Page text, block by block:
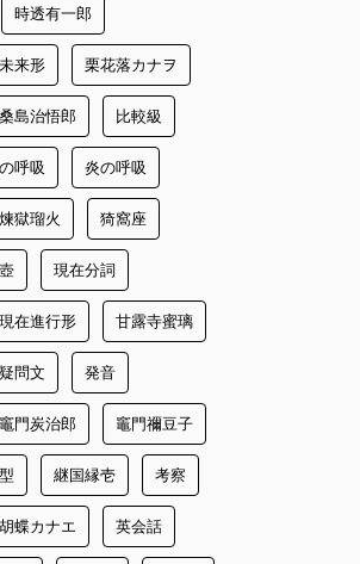
時透有一郎
未来形 栗花落カナヲ
桑島治悟郎 比較級
呼吸 炎の呼吸
煉獄瑠火 猗窩座
現在分詞
現在進行形 甘露寺蜜璃
疑問文 発音
竈門炭治郎 竈門禰豆子
継国縁壱 考察
胡蝶カナエ 英会話